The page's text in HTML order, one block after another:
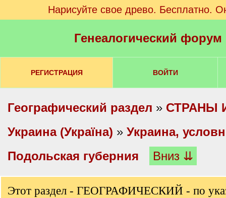
Нарисуйте свое древо. Бесплатно.
Генеалогический
РЕГИСТРАЦИЯ ВОЙТИ
Географический раздел » СТРАНЫ
Украина (Україна) » Украина,
Подольская губерния
Вниз ⇊
Этот раздел - ГЕОГРАФИЧЕСКИЙ - по